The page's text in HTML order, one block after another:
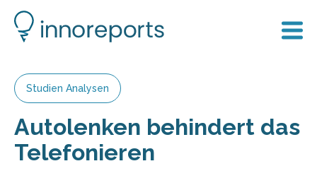
Studien Analysen
Autolenken behindert das
Telefonieren